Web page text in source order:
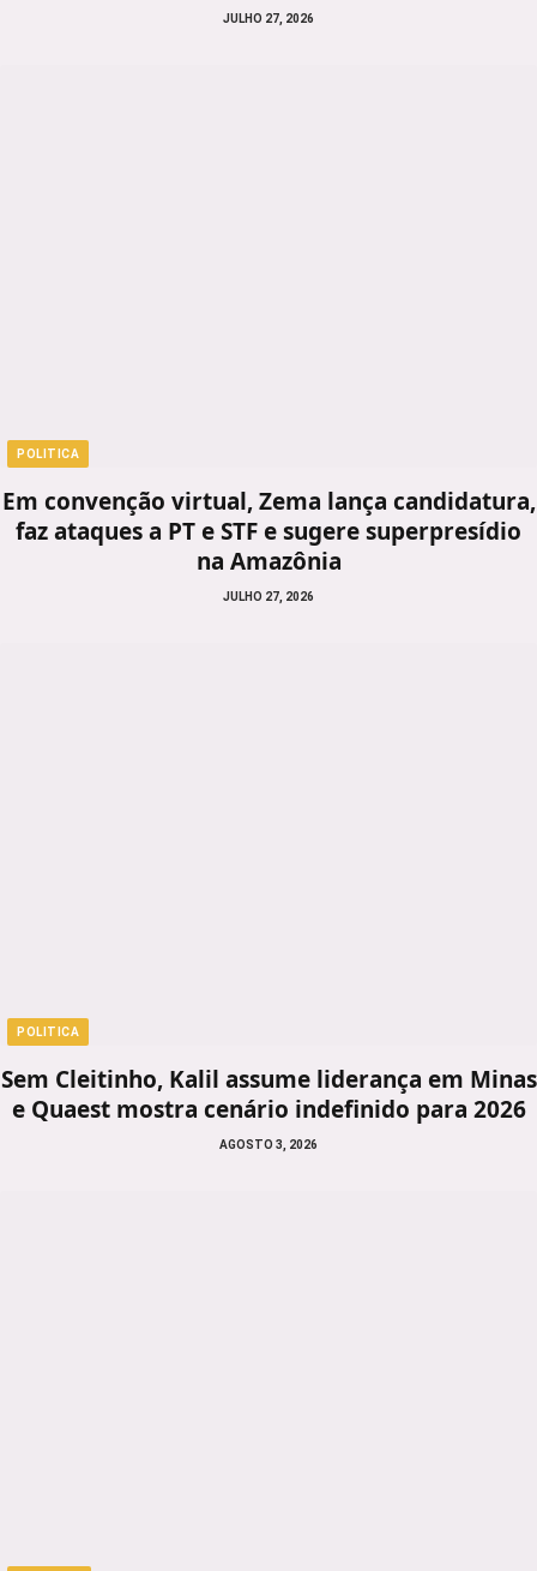
JULHO 27, 2026
POLITICA
Em convenção virtual, Zema lança candidatura,
faz ataques a PT e STF e sugere superpresídio
na Amazônia
JULHO 27, 2026
POLITICA
Sem Cleitinho, Kalil assume liderança em Minas
e Quaest mostra cenário indefinido para 2026
AGOSTO 3, 2026